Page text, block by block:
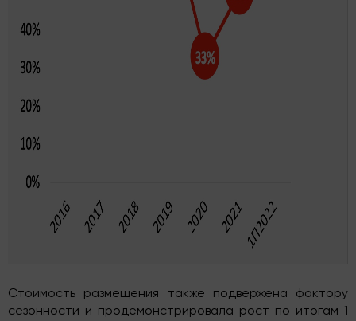
Стоимость размещения также подвержена фактору
сезонности и продемонстрировала рост по итогам 1